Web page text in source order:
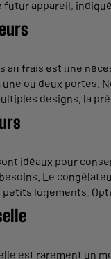
appareil,
au frais est une
ou deux portes.
designs, la
idéaux pour
Le
logements.
est rarement un